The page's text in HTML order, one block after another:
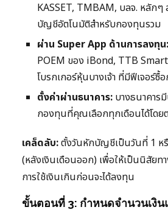
KASSET, TMBAM, บลจ. หลัก
บัญชีอัตโนมัติสำหรับกองทุนรวม
ผ่าน Super App ด้านการลงทุน:
POEM ของ iBond, TTB
โบรกเกอร์หุ้นบางเจ้า ที่มีฟีเจอร์ซื้
ตั้งค่าผ่านธนาคาร: บางธนาคาร
กองทุนที่คุณเลือกทุกเดือนได้โดย
เคล็ดลับ:ตั้งวันหักบัญชีเป็นวันที่ 1 ห
(หลังเงินเดือนออก) เพื่อให้เป็นนิสัยท
การใช้เงินเกินก่อนจะได้ลงทุน
ขั้นตอนที่ 3: กำหนดจำนวนเงิ